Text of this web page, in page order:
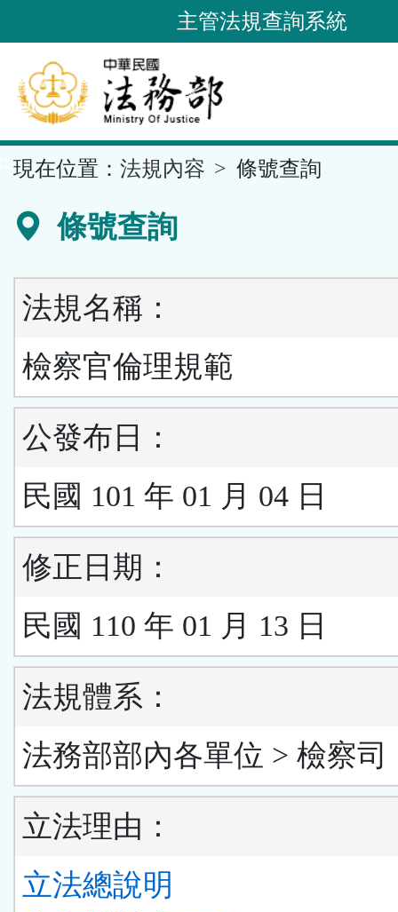
到
要
內
容
區
主管法規查詢系統
現在位置： 法規內容 條號查詢
條號查詢
法規名稱：
檢察官倫理規範
公發布日：
民國 101 年 01 月 04 日
修正日期：
民國 110 年 01 月 13 日
法規體系：
法務部部內各單位 > 檢察司
立法理由：
立法總說明